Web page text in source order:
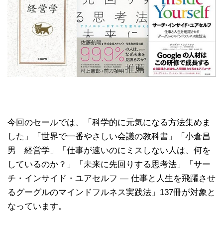
今回のセールでは、「科学的に元気になる方法集めま
した」「世界で一番やさしい会議の教科書」「小倉昌
男 経営学」「仕事が速いのにミスしない人は、何を
しているのか？」「未来に先回りする思考法」「サー
チ・インサイド・ユアセルフ ― 仕事と人生を飛躍させ
るグーグルのマインドフルネス実践法」137冊が対象と
なっています。